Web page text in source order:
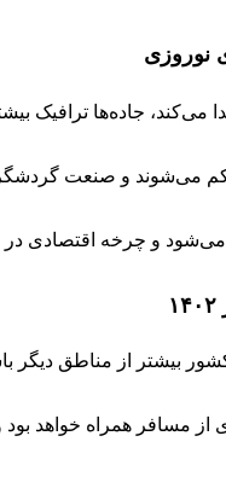
نوروزی
می‌کند، جاده‌ها ترافیک
می‌شوند و صنعت گردشگری
و چرخه اقتصادی در
بیشتر از مناطق
از مسافر همراه